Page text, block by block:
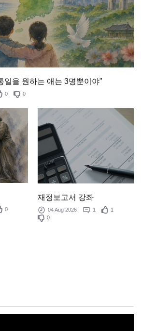
일을 원하는 애는 3명뿐이야"
0 0
0
재정보고서 강좌
04 Aug 2026 1
1
0